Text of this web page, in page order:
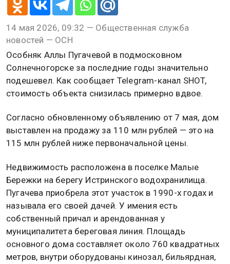
14 мая 2026, 09:32 — Общественная служба
новостей — ОСН
Особняк Аллы Пугачевой в подмосковном
Солнечногорске за последние годы значительно
подешевел. Как сообщает Telegram-канал SHOT,
стоимость объекта снизилась примерно вдвое.
Согласно обновленному объявлению от 7 мая, дом
выставлен на продажу за 110 млн рублей — это на
115 млн рублей ниже первоначальной цены.
Недвижимость расположена в поселке Малые
Бережки на берегу Истринского водохранилища.
Пугачева приобрела этот участок в 1990-х годах и
называла его своей дачей. У имения есть
собственный причал и арендованная у
муниципалитета береговая линия. Площадь
основного дома составляет около 760 квадратных
метров, внутри оборудованы кинозал, бильярдная,